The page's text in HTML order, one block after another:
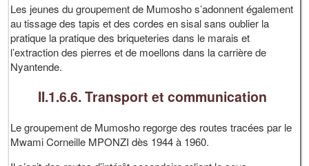
Les jeunes du groupement de Mumosho s’adonnent également
au tissage des tapis et des cordes en sisal sans oublier la
pratique la pratique des briqueteries dans le marais et
l’extraction des pierres et de moellons dans la carrière de
Nyantende.
II.1.6.6. Transport et communication
Le groupement de Mumosho regorge des routes tracées par le
Mwami Corneille MPONZI dès 1944 à 1960.